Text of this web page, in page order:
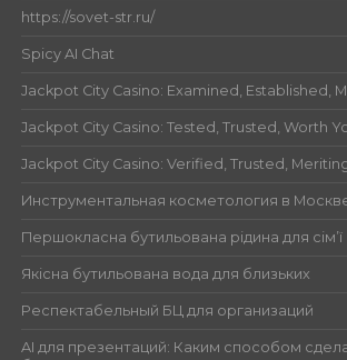
https://sovet-str.ru/
Spicy AI Chat
Jackpot City Casino: Examined, Established,
Jackpot City Casino: Tested, Trusted, Worth
Jackpot City Casino: Verified, Trusted,
Инструментальная косметология в
Першокласна бутильована рідина для сім’ї
Якісна бутильована вода для близьких
Респектабельный БЦ для организаций
AI для презентаций: Каким способом